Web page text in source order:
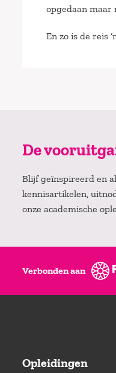
opgedaan
En zo is de reis
De
Blijf geïnspireerd en
kennisartikelen,
onze academische
Verbonden aan
Opleidingen